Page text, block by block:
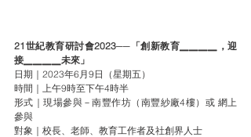
21世紀教育研討會2023──「創新教育▁▁▁▁，迎
接▁▁▁▁未來」
日期｜2023年6月9日（星期五）
時間｜上午9時至下午4時半
形式｜現場參與－南豐作坊（南豐紗廠4樓）或 網上
參與
對象｜校長、老師、教育工作者及社創界人士